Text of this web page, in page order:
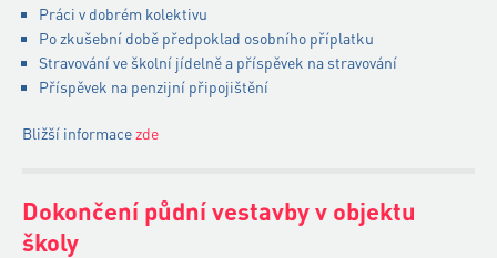
Práci v dobrém kolektivu
Po zkušební době předpoklad osobního příplatku
Stravování ve školní jídelně a příspěvek na stravování
Příspěvek na penzijní připojištění
Bližší informace zde
Dokončení půdní vestavby v objektu
školy